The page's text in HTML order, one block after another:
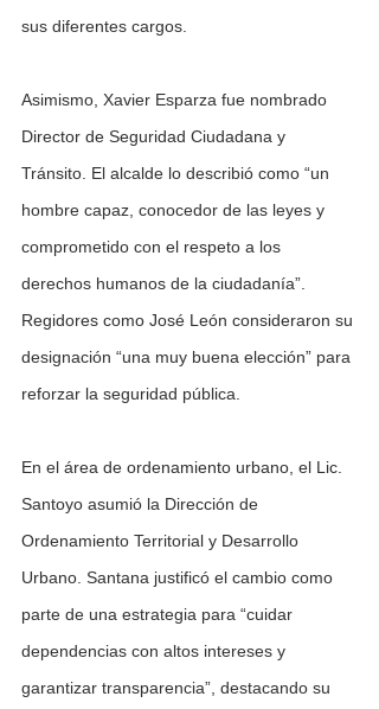
sus diferentes cargos.
Asimismo, Xavier Esparza fue nombrado
Director de Seguridad Ciudadana y
Tránsito. El alcalde lo describió como “un
hombre capaz, conocedor de las leyes y
comprometido con el respeto a los
derechos humanos de la ciudadanía”.
Regidores como José León consideraron su
designación “una muy buena elección” para
reforzar la seguridad pública.
En el área de ordenamiento urbano, el Lic.
Santoyo asumió la Dirección de
Ordenamiento Territorial y Desarrollo
Urbano. Santana justificó el cambio como
parte de una estrategia para “cuidar
dependencias con altos intereses y
garantizar transparencia”, destacando su